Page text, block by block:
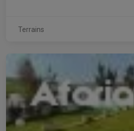
Terrains